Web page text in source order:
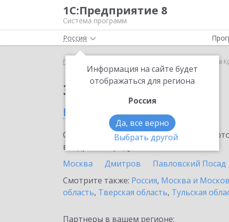
1С:Предприятие 8
Система программ
Россия
Информация на сайте будет
отображаться для региона
Россия
Да, все верно
Выбрать другой
Главная 1С:Лизинг в
Заказать 1С:Лизинг
в Красногорске
Ознакомьтесь с информационными
внедрение продукта.
Москва
Дмитров Павловский Посад
Смотрите также: Россия, Москва и
область, Тверская область, Тульская
Партнеры в вашем регионе: